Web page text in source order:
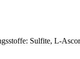
Sulfite, L-